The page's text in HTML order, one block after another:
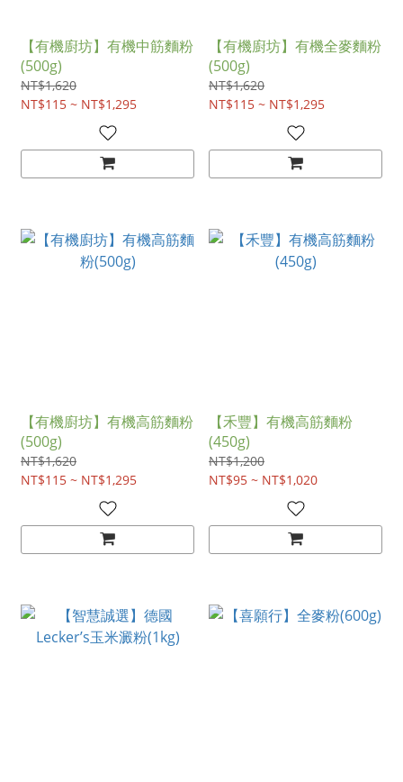
【有機廚坊】有機中筋麵粉
(500g)
NT$1,620
NT$115 ~ NT$1,295
【有機廚坊】有機全麥麵粉
(500g)
NT$1,620
NT$115 ~ NT$1,295
【有機廚坊】有機高筋麵粉
(500g)
NT$1,620
NT$115 ~ NT$1,295
【禾豐】有機高筋麵粉
(450g)
NT$1,200
NT$95 ~ NT$1,020